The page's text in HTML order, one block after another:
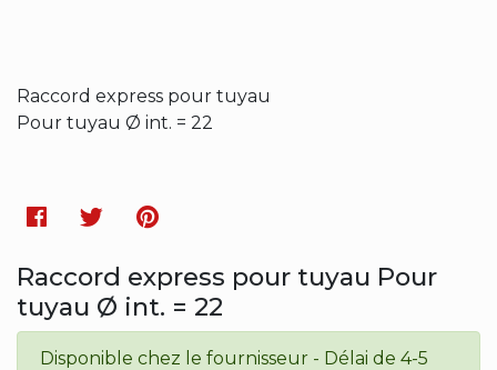
Raccord express pour tuyau
Pour tuyau Ø int. = 22
Facebook
TwitterPinterest
Raccord express pour tuyau Pour
tuyau Ø int. = 22
Disponible chez le fournisseur - Délai de 4-5